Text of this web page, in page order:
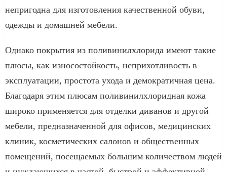
непригодна для изготовления качественной обуви,
одежды и домашней мебели.
Однако покрытия из поливинилхлорида имеют такие
плюсы, как износостойкость, неприхотливость в
эксплуатации, простота ухода и демократичная цена.
Благодаря этим плюсам поливинилхлоридная кожа
широко применяется для отделки диванов и другой
мебели, предназначенной для офисов, медицинских
клиник, косметических салонов и общественных
помещений, посещаемых большим количеством людей